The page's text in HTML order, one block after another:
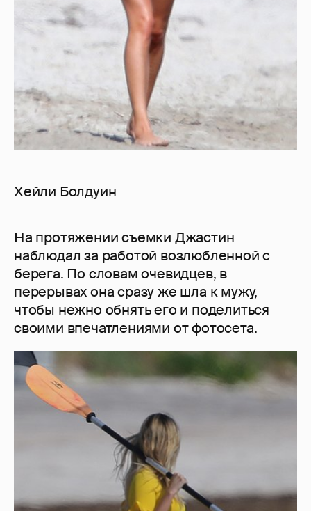
Хейли Болдуин
На протяжении съемки Джастин
наблюдал за работой возлюбленной с
берега. По словам очевидцев, в
перерывах она сразу же шла к мужу,
чтобы нежно обнять его и поделиться
своими впечатлениями от фотосета.